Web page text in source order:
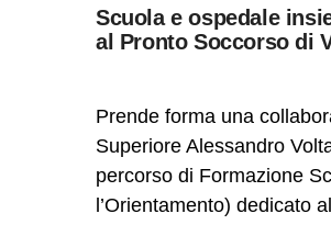
Scuola e ospedale
al Pronto Soccorso di
Prende forma una
Superiore Alessandro
percorso di Formazione
l’Orientamento) dedicato